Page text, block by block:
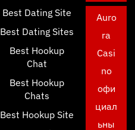
Best Dating Site
Best Dating Sites
Best Hookup
Chat
Best Hookup
Chats
Best Hookup Site
Auro
ra
Casi
no
офи
циал
ьны